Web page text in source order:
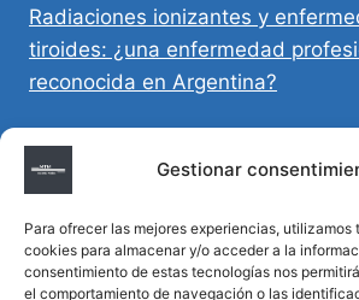
Gestionar
Para ofrecer las mejores experiencias, utilizamos
cookies para almacenar y/o acceder a la
consentimiento de estas tecnologías nos
el comportamiento de navegación o las
Radiaciones ionizantes y
tiroides: ¿una enfermedad
reconocida en Argentina?
Directivas Médicas Anticipadas
requisitos, registro y validez legal
Sumar vida a los años: decálogo
envejecimiento saludable